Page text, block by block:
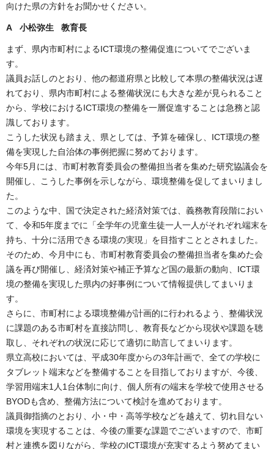
向けた県の方針をお聞かせください。
A 小松弥生 教育長
まず、県内市町村によるICT環境の整備促進についてでございま
す。
議員お話しのとおり、他の都道府県と比較して本県の整備状況は遅
れており、県内市町村による整備状況にも大きな差が見られること
から、学校におけるICT環境の整備を一層促進することは急務と認
識しております。
こうした状況も踏まえ、県としては、予算を確保し、ICT環境の整
備を実現した自治体の事例把握に努めております。
今年5月には、市町村教育委員会の整備担当者を集めた研究協議会を
開催し、こうした事例を示しながら、環境整備を促してまいりまし
た。
このような中、国で決定された経済対策では、義務教育段階におい
て、令和5年度までに「全学年の児童生徒一人一人がそれぞれ端末を
持ち、十分に活用できる環境の実現」を目指すこととされました。
そのため、今月中にも、市町村教育委員会の整備担当者を集めた会
議を再び開催し、経済対策や補正予算など国の最新の動向、ICT環
境の整備を実現した県内の好事例について情報提供してまいりま
す。
さらに、市町村による環境整備が計画的に行われるよう、整備状況
に課題のある市町村を直接訪問し、教育長などから現状や課題を聴
取し、それぞれの状況に応じて適切に助言してまいります。
県立高校においては、平成30年度からの3年計画で、全ての学校に
タブレット端末などを整備することを目指しておりますが、今後、
学習用端末1人1台体制に向け、個人所有の端末を学校で使用させる
BYODも含め、整備方法について検討を進めております。
議員御指摘のとおり、小・中・高等学校などを越えて、切れ目ない
環境を実現することは、今後の重要な課題でございますので、市町
村と連携を図りながら、学校のICT環境が充実するよう努めてまい